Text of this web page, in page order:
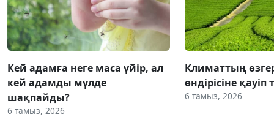
Кей адамға неге маса үйір, ал
кей адамды мүлде
шақпайды?
6 тамыз, 2026
Климаттың
өндірісіне қауіп
6 тамыз, 2026